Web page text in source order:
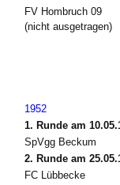
FV Hombruch 09
(nicht ausgetragen)
1952
1. Runde am
SpVgg Beckum
2. Runde am
FC Lübbecke